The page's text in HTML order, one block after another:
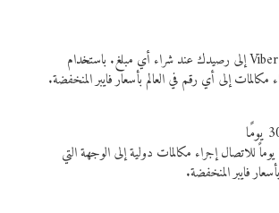
تتم إضافة رصيد Viber Out إلى رصيدك عند شراء أي مبلغ. باستخدام
إلى أي رقم في العالم بأسعار فايبر المنخفضة.
تتيح لك خطة الـ 30 يوماً للاتصال إجراء مكالمات دولية إلى الوجهة التي